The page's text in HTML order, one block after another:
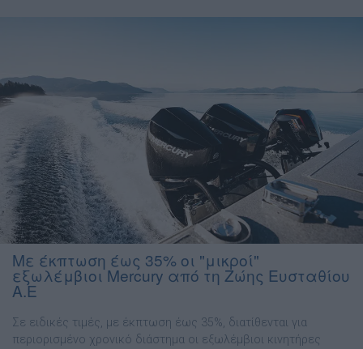
Με έκπτωση έως 35% οι "μικροί"
εξωλέμβιοι Mercury από τη Ζώης Ευσταθίου
Α.Ε
Σε ειδικές τιμές, με έκπτωση έως 35%, διατίθενται για
περιορισμένο χρονικό διάστημα οι εξωλέμβιοι κινητήρες